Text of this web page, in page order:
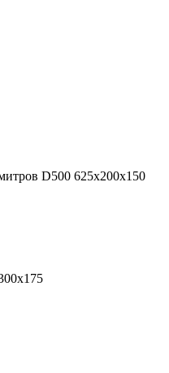
D500 625х200х150